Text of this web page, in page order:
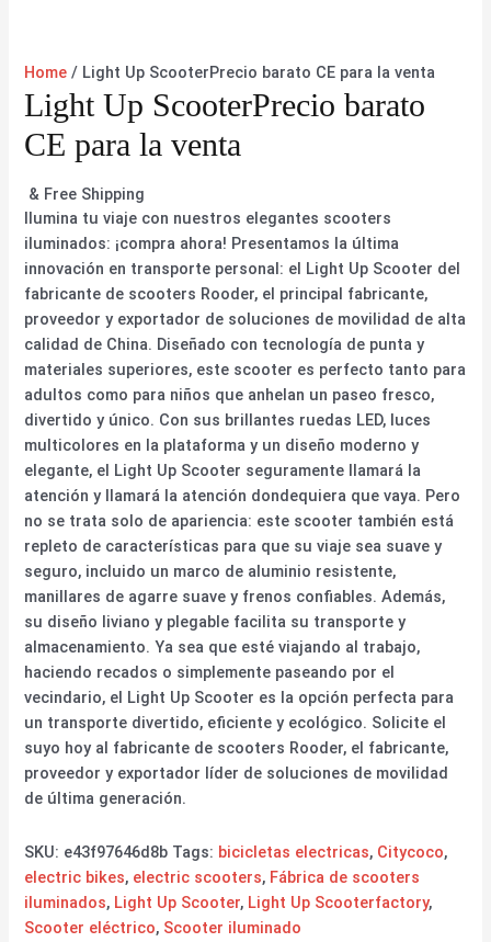
Home / Light Up ScooterPrecio barato CE para la venta
Light Up ScooterPrecio barato
CE para la venta
& Free Shipping
Ilumina tu viaje con nuestros elegantes scooters
iluminados: ¡compra ahora! Presentamos la última
innovación en transporte personal: el Light Up Scooter del
fabricante de scooters Rooder, el principal fabricante,
proveedor y exportador de soluciones de movilidad de alta
calidad de China. Diseñado con tecnología de punta y
materiales superiores, este scooter es perfecto tanto para
adultos como para niños que anhelan un paseo fresco,
divertido y único. Con sus brillantes ruedas LED, luces
multicolores en la plataforma y un diseño moderno y
elegante, el Light Up Scooter seguramente llamará la
atención y llamará la atención dondequiera que vaya. Pero
no se trata solo de apariencia: este scooter también está
repleto de características para que su viaje sea suave y
seguro, incluido un marco de aluminio resistente,
manillares de agarre suave y frenos confiables. Además,
su diseño liviano y plegable facilita su transporte y
almacenamiento. Ya sea que esté viajando al trabajo,
haciendo recados o simplemente paseando por el
vecindario, el Light Up Scooter es la opción perfecta para
un transporte divertido, eficiente y ecológico. Solicite el
suyo hoy al fabricante de scooters Rooder, el fabricante,
proveedor y exportador líder de soluciones de movilidad
de última generación.
SKU: e43f97646d8b Tags: bicicletas electricas, Citycoco,
electric bikes, electric scooters, Fábrica de scooters
iluminados, Light Up Scooter, Light Up Scooterfactory,
Scooter eléctrico, Scooter iluminado